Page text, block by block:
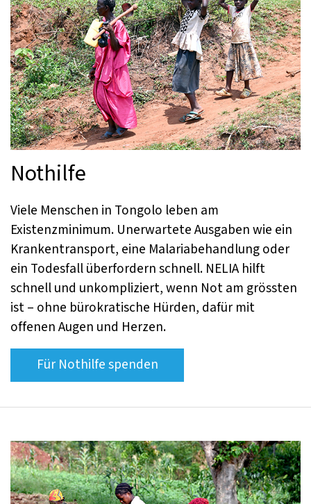
Nothilfe
Viele Menschen in Tongolo leben am
Existenzminimum. Unerwartete Ausgaben wie ein
Krankentransport, eine Malariabehandlung oder
ein Todesfall überfordern schnell. NELIA hilft
schnell und unkompliziert, wenn Not am grössten
ist – ohne bürokratische Hürden, dafür mit
offenen Augen und Herzen.
Für Nothilfe spenden